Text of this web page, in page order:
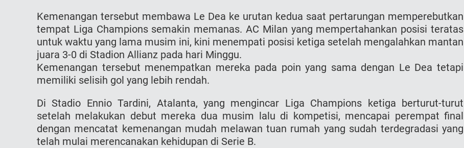
Kemenangan tersebut membawa Le Dea ke urutan kedua saat pertarungan memperebutkan
tempat Liga Champions semakin memanas. AC Milan yang mempertahankan posisi teratas
untuk waktu yang lama musim ini, kini menempati posisi ketiga setelah mengalahkan mantan
juara 3-0 di Stadion Allianz pada hari Minggu.
Kemenangan tersebut menempatkan mereka pada poin yang sama dengan Le Dea tetapi
memiliki selisih gol yang lebih rendah.
Di Stadio Ennio Tardini, Atalanta, yang mengincar Liga Champions ketiga berturut-turut
setelah melakukan debut mereka dua musim lalu di kompetisi, mencapai perempat final
dengan mencatat kemenangan mudah melawan tuan rumah yang sudah terdegradasi yang
telah mulai merencanakan kehidupan di Serie B.